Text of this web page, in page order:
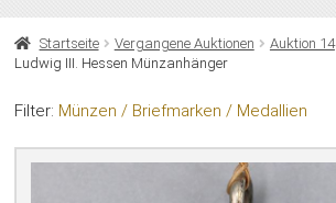
HOME
VERGANGENE AUKTIONEN
Startseite Vergangene Auktionen Auktion 14
Ludwig III. Hessen Münzanhänger
Filter: Münzen / Briefmarken / Medallien